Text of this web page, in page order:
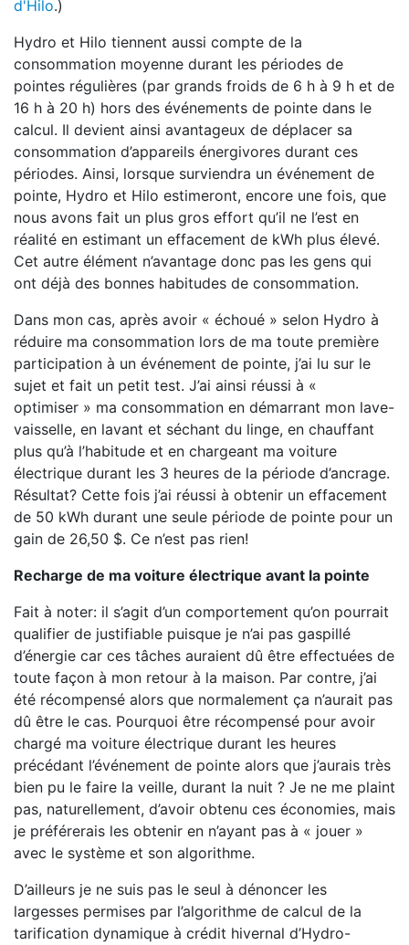
d'Hilo.)
Hydro et Hilo tiennent aussi compte de la
consommation moyenne durant les périodes de
pointes régulières (par grands froids de 6 h à 9 h et de
16 h à 20 h) hors des événements de pointe dans le
calcul. Il devient ainsi avantageux de déplacer sa
consommation d’appareils énergivores durant ces
périodes. Ainsi, lorsque surviendra un événement de
pointe, Hydro et Hilo estimeront, encore une fois, que
nous avons fait un plus gros effort qu’il ne l’est en
réalité en estimant un effacement de kWh plus élevé.
Cet autre élément n’avantage donc pas les gens qui
ont déjà des bonnes habitudes de consommation.
Dans mon cas, après avoir « échoué » selon Hydro à
réduire ma consommation lors de ma toute première
participation à un événement de pointe, j’ai lu sur le
sujet et fait un petit test. J’ai ainsi réussi à «
optimiser » ma consommation en démarrant mon lave-
vaisselle, en lavant et séchant du linge, en chauffant
plus qu’à l’habitude et en chargeant ma voiture
électrique durant les 3 heures de la période d’ancrage.
Résultat? Cette fois j’ai réussi à obtenir un effacement
de 50 kWh durant une seule période de pointe pour un
gain de 26,50 $. Ce n’est pas rien!
Recharge de ma voiture électrique avant la pointe
Fait à noter: il s’agit d’un comportement qu’on pourrait
qualifier de justifiable puisque je n’ai pas gaspillé
d’énergie car ces tâches auraient dû être effectuées de
toute façon à mon retour à la maison. Par contre, j’ai
été récompensé alors que normalement ça n’aurait pas
dû être le cas. Pourquoi être récompensé pour avoir
chargé ma voiture électrique durant les heures
précédant l’événement de pointe alors que j’aurais très
bien pu le faire la veille, durant la nuit ? Je ne me plaint
pas, naturellement, d’avoir obtenu ces économies, mais
je préférerais les obtenir en n’ayant pas à « jouer »
avec le système et son algorithme.
D’ailleurs je ne suis pas le seul à dénoncer les
largesses permises par l’algorithme de calcul de la
tarification dynamique à crédit hivernal d’Hydro-